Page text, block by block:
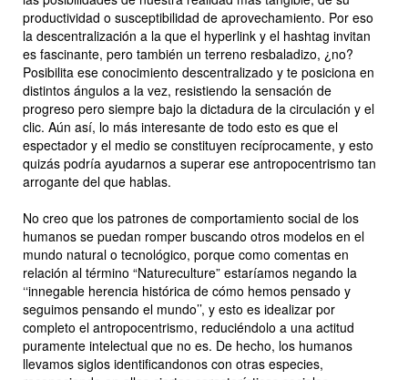
productividad o susceptibilidad de aprovechamiento. Por eso
la descentralización a la que el hyperlink y el hashtag invitan
es fascinante, pero también un terreno resbaladizo, ¿no?
Posibilita ese conocimiento descentralizado y te posiciona en
distintos ángulos a la vez, resistiendo la sensación de
progreso pero siempre bajo la dictadura de la circulación y el
clic. Aún así, lo más interesante de todo esto es que el
espectador y el medio se constituyen recíprocamente, y esto
quizás podría ayudarnos a superar ese antropocentrismo tan
arrogante del que hablas.
No creo que los patrones de comportamiento social de los
humanos se puedan romper buscando otros modelos en el
mundo natural o tecnológico, porque como comentas en
relación al término “Natureculture” estaríamos negando la
‘‘innegable herencia histórica de cómo hemos pensado y
seguimos pensando el mundo’’, y esto es idealizar por
completo el antropocentrismo, reduciéndolo a una actitud
puramente intelectual que no es. De hecho, los humanos
llevamos siglos identificandonos con otras especies,